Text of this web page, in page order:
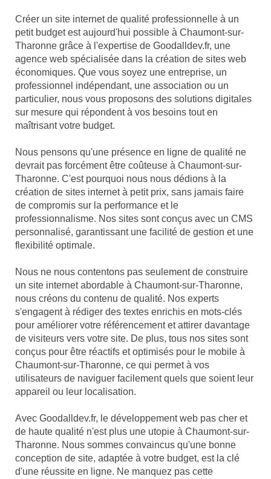
Créer un site internet de qualité professionnelle à un
petit budget est aujourd'hui possible à Chaumont-sur-
Tharonne grâce à l'expertise de Goodalldev.fr, une
agence web spécialisée dans la création de sites web
économiques. Que vous soyez une entreprise, un
professionnel indépendant, une association ou un
particulier, nous vous proposons des solutions digitales
sur mesure qui répondent à vos besoins tout en
maîtrisant votre budget.
Nous pensons qu'une présence en ligne de qualité ne
devrait pas forcément être coûteuse à Chaumont-sur-
Tharonne. C'est pourquoi nous nous dédions à la
création de sites internet à petit prix, sans jamais faire
de compromis sur la performance et le
professionnalisme. Nos sites sont conçus avec un CMS
personnalisé, garantissant une facilité de gestion et une
flexibilité optimale.
Nous ne nous contentons pas seulement de construire
un site internet abordable à Chaumont-sur-Tharonne,
nous créons du contenu de qualité. Nos experts
s'engagent à rédiger des textes enrichis en mots-clés
pour améliorer votre référencement et attirer davantage
de visiteurs vers votre site. De plus, tous nos sites sont
conçus pour être réactifs et optimisés pour le mobile à
Chaumont-sur-Tharonne, ce qui permet à vos
utilisateurs de naviguer facilement quels que soient leur
appareil ou leur localisation.
Avec Goodalldev.fr, le développement web pas cher et
de haute qualité n'est plus une utopie à Chaumont-sur-
Tharonne. Nous sommes convaincus qu'une bonne
conception de site, adaptée à votre budget, est la clé
d'une réussite en ligne. Ne manquez pas cette